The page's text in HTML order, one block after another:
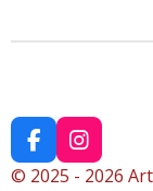
F
a
I
n
© 2025 - 2026